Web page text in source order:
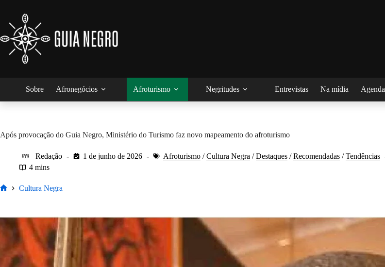
conteúdo
Sobre Afronegócios Afroturismo Negritudes Entrevistas Na mídia Agenda
Após provocação do Guia Negro, Ministério do Turismo faz novo mapeamento do afroturismo
Redação 1 de junho de 2026 Afroturismo /Cultura Negra /Destaques /Recomendadas /Tendências
4 mins
Cultura Negra